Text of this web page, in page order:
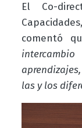
El Co-
comentó
las y los